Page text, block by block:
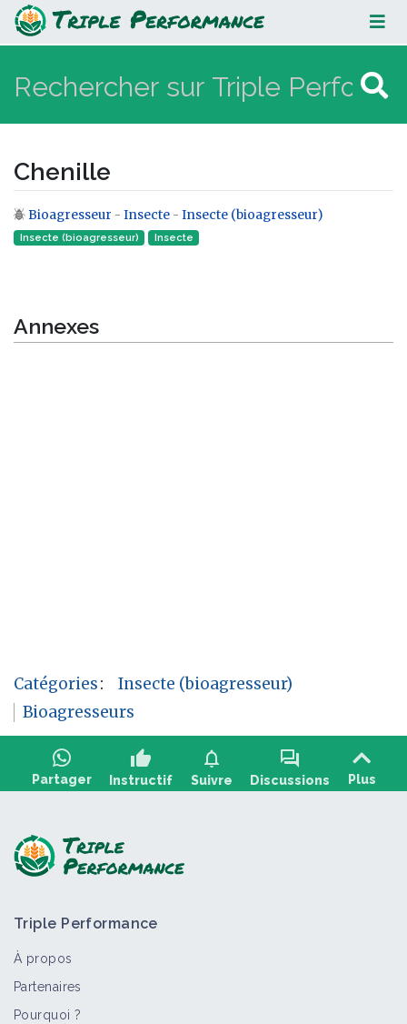
Chenille
Chenille
Aller à :navigation,rechercher
Bioagresseur - Insecte - Insecte (bioagresseur)
Insecte (bioagresseur) Insecte‎
Annexes
Catégories:
Insecte (bioagresseur)
Bioagresseurs
Partager
thumb_up
Instructif
notifications
Suivre
forum
Discussions Plus
Triple Performance
À propos
Partenaires
Pourquoi ?